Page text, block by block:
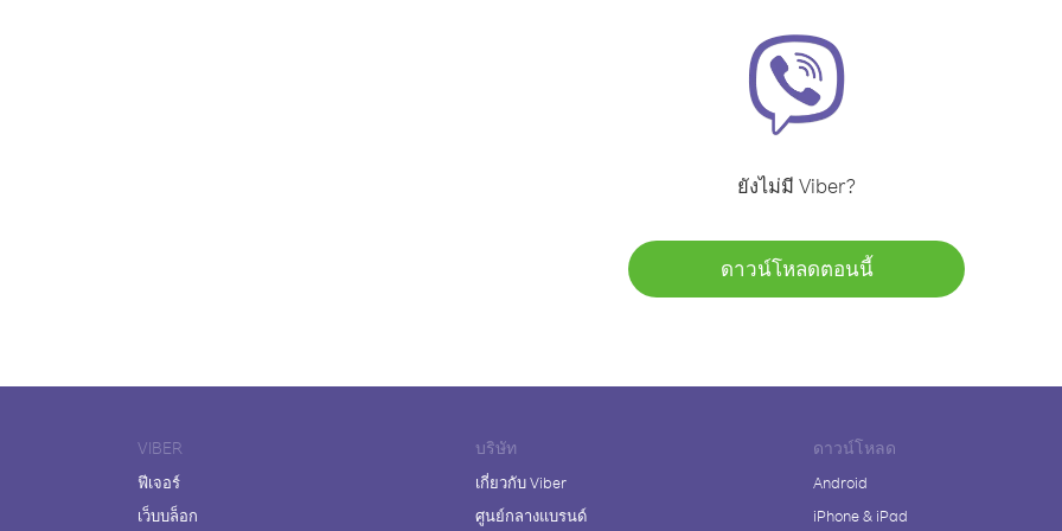
ยังไม่มี Viber?
ดาวน์โหลดตอนนี้
VIBER
ฟีเจอร์
เว็บบล็อก
บริษัท
เกี่ยวกับ Viber
ศูนย์กลางแบรนด์
ดาวน์โหลด
Android
iPhone & iPad